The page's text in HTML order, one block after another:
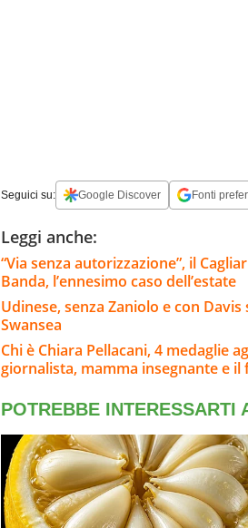
Seguici su: Google Discover Fonti
Leggi anche:
“Via senza autorizzazione”, il
Banda, l’ennesimo caso dell’estate
Udinese, senza Zaniolo e con
Swansea
Chi è Chiara Pellacani, 4 medaglie
giornalista, mamma insegnante e